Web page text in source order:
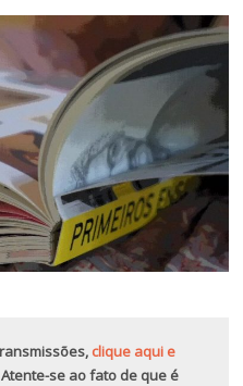
clique aqui e
se ao fato de que é